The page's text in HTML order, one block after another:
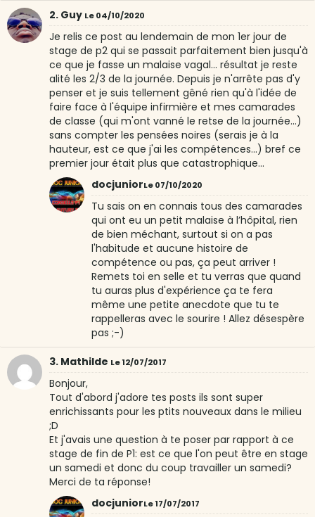
2. Guy Le 04/10/2020
Je relis ce post au lendemain de mon 1er jour de
stage de p2 qui se passait parfaitement bien jusqu'à
ce que je fasse un malaise vagal... résultat je reste
alité les 2/3 de la journée. Depuis je n'arrête pas d'y
penser et je suis tellement gêné rien qu'à l'idée de
faire face à l'équipe infirmière et mes camarades
de classe (qui m'ont vanné le retse de la journée...)
sans compter les pensées noires (serais je à la
hauteur, est ce que j'ai les compétences...) bref ce
premier jour était plus que catastrophique...
docjuniorLe 07/10/2020
Tu sais on en connais tous des camarades
qui ont eu un petit malaise à l’hôpital, rien
de bien méchant, surtout si on a pas
l'habitude et aucune histoire de
compétence ou pas, ça peut arriver !
Remets toi en selle et tu verras que quand
tu auras plus d'expérience ça te fera
même une petite anecdote que tu te
rappelleras avec le sourire ! Allez désespère
pas ;-)
3. Mathilde Le 12/07/2017
Bonjour,
Tout d'abord j'adore tes posts ils sont super
enrichissants pour les ptits nouveaux dans le milieu
;D
Et j'avais une question à te poser par rapport à ce
stage de fin de P1: est ce que l'on peut être en stage
un samedi et donc du coup travailler un samedi?
Merci de ta réponse!
docjuniorLe 17/07/2017